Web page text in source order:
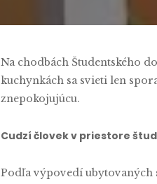
Na chodbách Študentského
kuchynkách sa svieti len
znepokojujúcu.
Cudzí človek v priestore
Podľa výpovedí ubytovaných